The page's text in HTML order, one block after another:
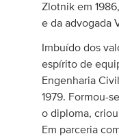
Zlotnik em
e da advogada
Imbuído dos
espírito de
Engenharia
1979. Formou-
o diploma,
Em parceria